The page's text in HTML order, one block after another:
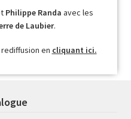
Philippe Randa avec les
de Laubier.
en cliquant ici.